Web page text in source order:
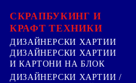
СКРАПБУКИНГ И
КРАФТ ТЕХНИКИ
ДИЗАЙНЕРСКИ ХАРТИИ
ДИЗАЙНЕРСКИ ХАРТИИ
И КАРТОНИ НА БЛОК
ДИЗАЙНЕРСКИ ХАРТИИ /